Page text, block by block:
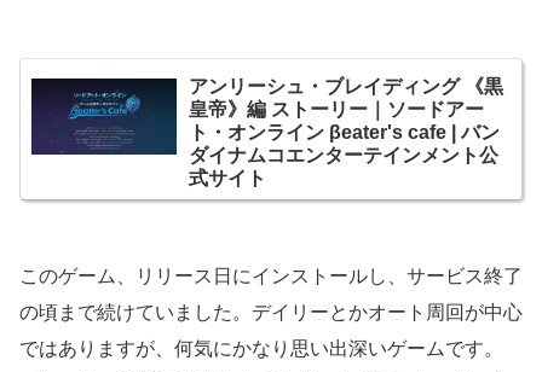
アンリーシュ・ブレイディング 《黒
皇帝》編 ストーリー｜ソードアー
ト・オンライン βeater's cafe | バン
ダイナムコエンターテインメント公
式サイト
このゲーム、リリース日にインストールし、サービス終了
の頃まで続けていました。デイリーとかオート周回が中心
ではありますが、何気にかなり思い出深いゲームです。